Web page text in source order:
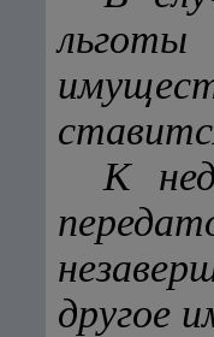
К
другое